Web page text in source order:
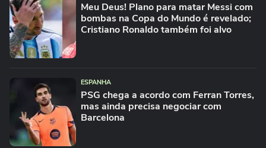
Meu Deus! Plano para matar Messi com
bombas na Copa do Mundo é revelado;
Cristiano Ronaldo também foi alvo
ESPANHA
PSG chega a acordo com Ferran Torres,
mas ainda precisa negociar com
Barcelona